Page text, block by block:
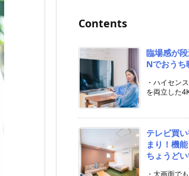
Contents
臨場感が
Nでおうち
・ハイセン
を両立した
テレビ買
まり！機
ちょうど
・大画面で